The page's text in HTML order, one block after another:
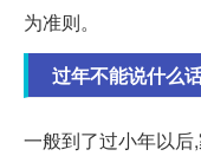
为准则。
过年不能说什么
一般到了过小年以